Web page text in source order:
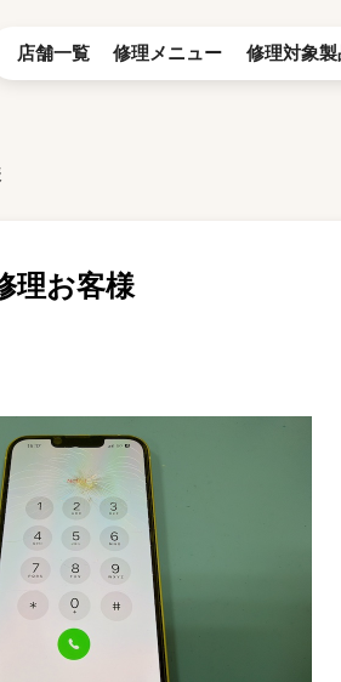
店舗一覧 修理メニュー 修理対象製
理お客様